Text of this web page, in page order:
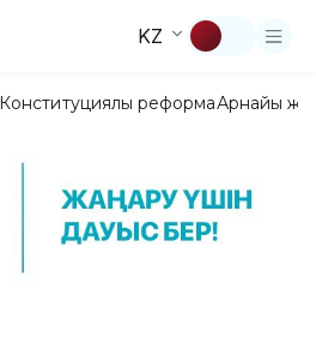
KZ
Конституциялық реформаАрнайы